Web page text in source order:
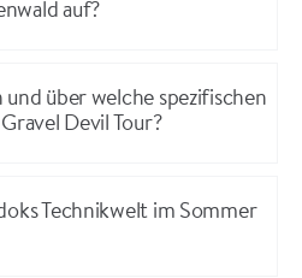
auf?
über welche spezifischen
Devil Tour?
Technikwelt im Sommer